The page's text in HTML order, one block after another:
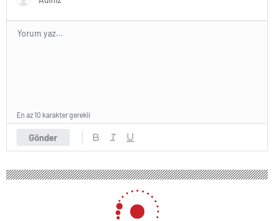
Gönder
En az 10 karakter gerekli